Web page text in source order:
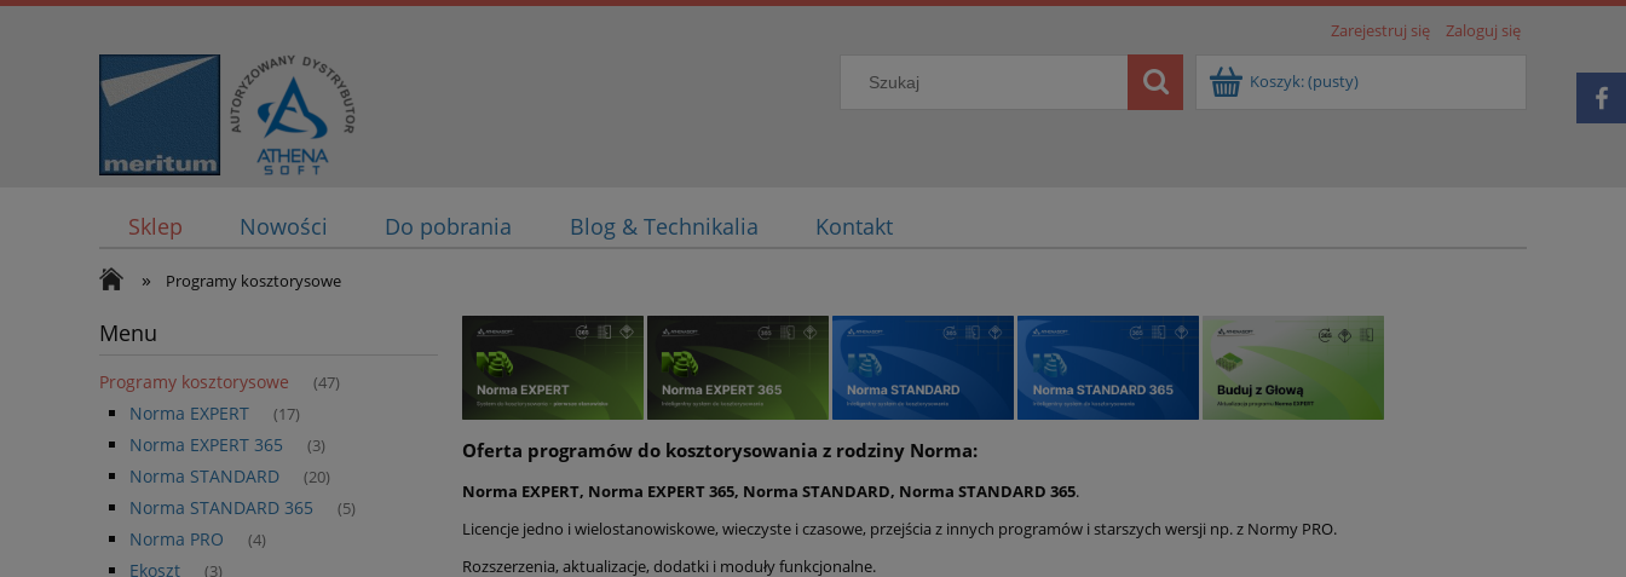
Zarejestruj się Zaloguj się
Koszyk:(pusty)
Sklep Nowości Do pobrania Blog & Technikalia Kontakt
» Programy kosztorysowe
Menu
Programy kosztorysowe (47)
Norma EXPERT (17)
Norma EXPERT 365 (3)
Norma STANDARD (20)
Norma STANDARD 365 (5)
Norma PRO (4)
Ekoszt (3)
Oferta programów do kosztorysowania z rodziny Norma:
Norma EXPERT, Norma EXPERT 365, Norma STANDARD, Norma STANDARD 365.
Licencje jedno i wielostanowiskowe, wieczyste i czasowe, przejścia z innych programów i starszych wersji np. z Normy PRO.
Rozszerzenia, aktualizacje, dodatki i moduły funkcjonalne.